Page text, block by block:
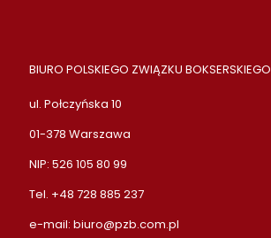
BIURO POLSKIEGO ZWIĄZKU BOKSERSKIEGO
ul. Połczyńska 10
01-378 Warszawa
NIP: 526 105 80 99
Tel. +48 728 885 237
e-mail: biuro@pzb.com.pl